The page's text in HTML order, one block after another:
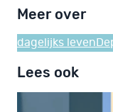
Meer over
dagelijks leven
Lees ook